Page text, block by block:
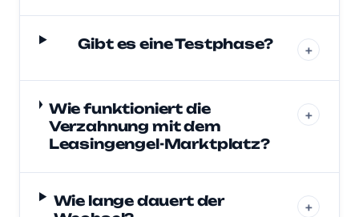
Gibt es eine Testphase? +
Wie funktioniert die
Verzahnung mit dem
Leasingengel-Marktplatz?
+
Wie lange dauert der
+